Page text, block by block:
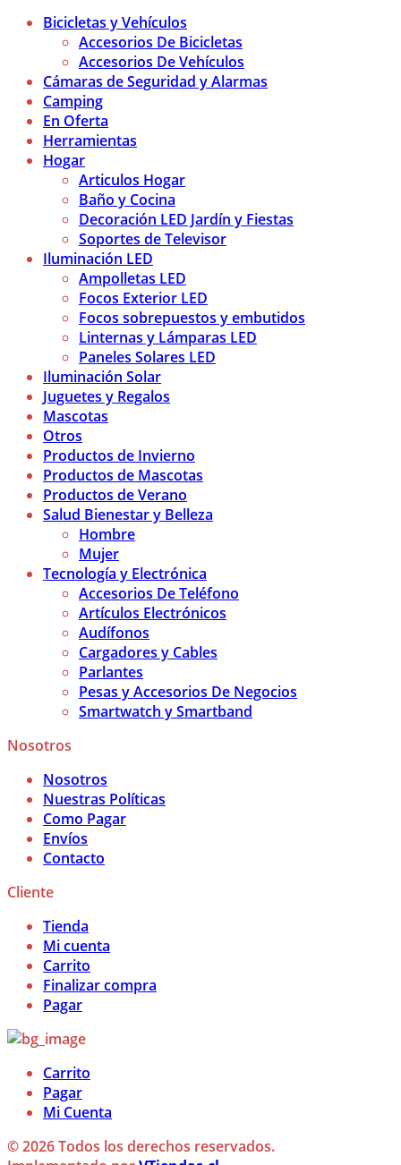
Bicicletas y Vehículos
Accesorios De Bicicletas
Accesorios De Vehículos
Cámaras de Seguridad y Alarmas
Camping
En Oferta
Herramientas
Hogar
Articulos Hogar
Baño y Cocina
Decoración LED Jardín y Fiestas
Soportes de Televisor
Iluminación LED
Ampolletas LED
Focos Exterior LED
Focos sobrepuestos y embutidos
Linternas y Lámparas LED
Paneles Solares LED
Iluminación Solar
Juguetes y Regalos
Mascotas
Otros
Productos de Invierno
Productos de Mascotas
Productos de Verano
Salud Bienestar y Belleza
Hombre
Mujer
Tecnología y Electrónica
Accesorios De Teléfono
Artículos Electrónicos
Audífonos
Cargadores y Cables
Parlantes
Pesas y Accesorios De Negocios
Smartwatch y Smartband
Nosotros
Nosotros
Nuestras Políticas
Como Pagar
Envíos
Contacto
Cliente
Tienda
Mi cuenta
Carrito
Finalizar compra
Pagar
Carrito
Pagar
Mi Cuenta
© 2026 Todos los derechos reservados.